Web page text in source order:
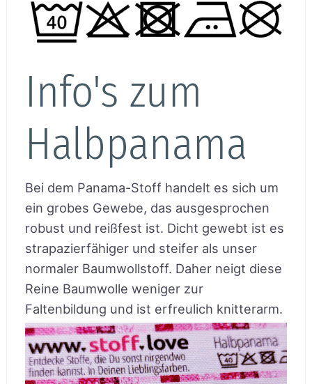
Info's zum
Halbpanama
Bei dem Panama-Stoff handelt es sich um
ein grobes Gewebe, das ausgesprochen
robust und reißfest ist. Dicht gewebt ist es
strapazierfähiger und steifer als unser
normaler Baumwollstoff. Daher neigt diese
Reine Baumwolle weniger zur
Faltenbildung und ist erfreulich knitterarm.